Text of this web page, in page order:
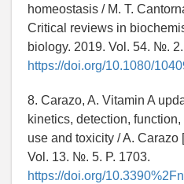
homeostasis / M. T.
Critical reviews in
biology. 2019. Vol. 54. №.
https://doi.org/10.1080/
8. Carazo, A. Vitamin A
kinetics, detection,
use and toxicity / A. Carazo
Vol. 13. №. 5. P. 1703.
https://doi.org/